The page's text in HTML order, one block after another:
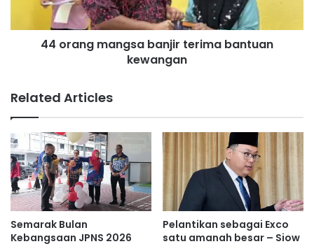
n
S
h
a
r
i
S
m
a
b
a
n
j
i
r
t
e
r
i
44 orang mangsa banjir terima bantuan
kewangan
Related Articles
Semarak Bulan
Kebangsaan JPNS 2026
Pelantikan sebagai Exco
satu amanah besar – Siow